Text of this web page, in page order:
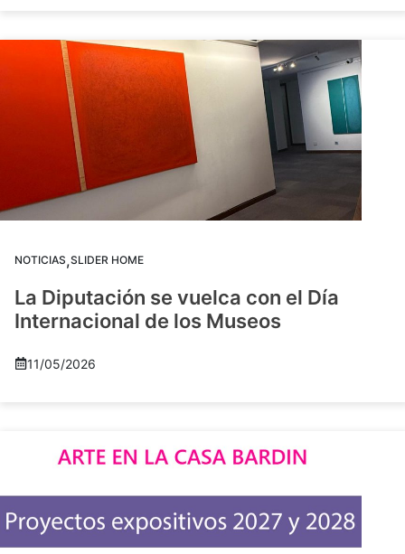
NOTICIAS,SLIDER HOME
La Diputación se vuelca con el Día
Internacional de los Museos
11/05/2026